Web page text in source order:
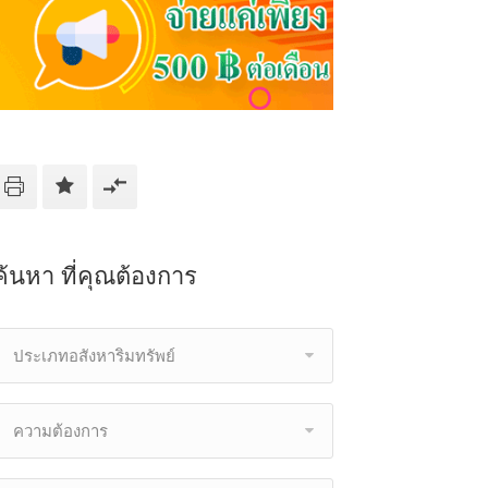
นหา ที่คุณต้องการ
ประเภทอสังหาริมทรัพย์
ความต้องการ